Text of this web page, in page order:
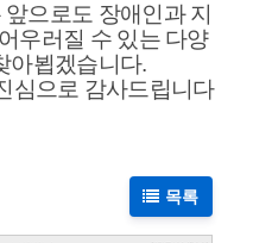
으로도 장애인과 지
우러질 수 있는 다양
아뵙겠습니다.
심으로 감사드립니다
목록